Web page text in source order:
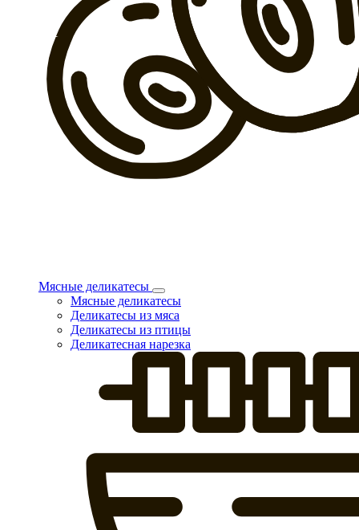
Мясные деликатесы
Мясные деликатесы
Деликатесы из мяса
Деликатесы из птицы
Деликатесная нарезка